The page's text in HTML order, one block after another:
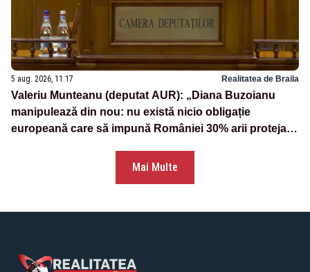
5 aug. 2026, 11:17 Realitatea de Braila
Valeriu Munteanu (deputat AUR): „Diana Buzoianu
manipulează din nou: nu există nicio obligație
europeană care să impună României 30% arii protejate
Mai Multe